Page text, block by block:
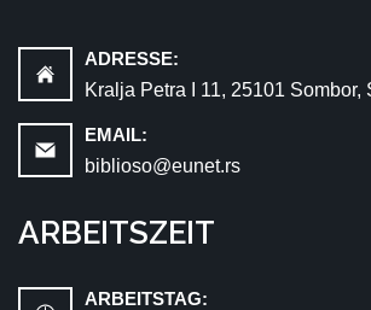
ADRESSE:
Kralja Petra I 11, 25101 Sombor,
EMAIL:
biblioso@eunet.rs
ARBEITSZEIT
ARBEITSTAG: